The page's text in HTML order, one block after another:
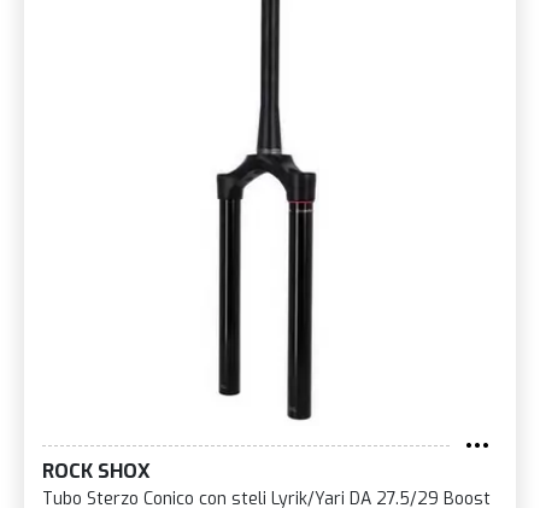
ROCK SHOX
Tubo Sterzo Conico con steli Lyrik/Yari DA 27.5/29 Boost